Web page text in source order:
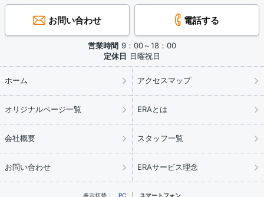
お問い合わせ 電話する
営業時間 9：00～18：00
定休日 日曜祝日
ホーム アクセスマップ
オリジナルページ一覧 ERAとは
会社概要 スタッフ一覧
お問い合わせ ERAサービス理念
表示切替： PC スマートフォン